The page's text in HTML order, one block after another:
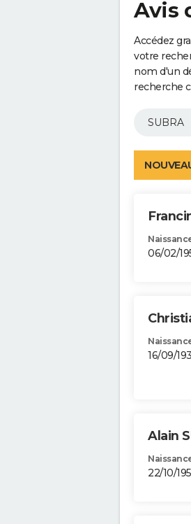
Avis
Accédez
votre
nom d'un
recherche
06/02/
16/09/
Alain
22/10/